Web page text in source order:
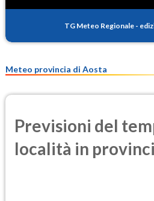
TG Meteo Regionale -
Meteo provincia di Aosta
Previsioni del
località in